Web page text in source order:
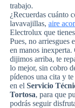
trabajo.
¿Recuerdas cuánto
lavavajillas, aire
Electrolux que
Pues, no arriesgues
en manos
dijimos arriba, te
lo mejor, sin cobro
pídenos una cita y
en el Servicio
Tortosa, para que
podrás seguir